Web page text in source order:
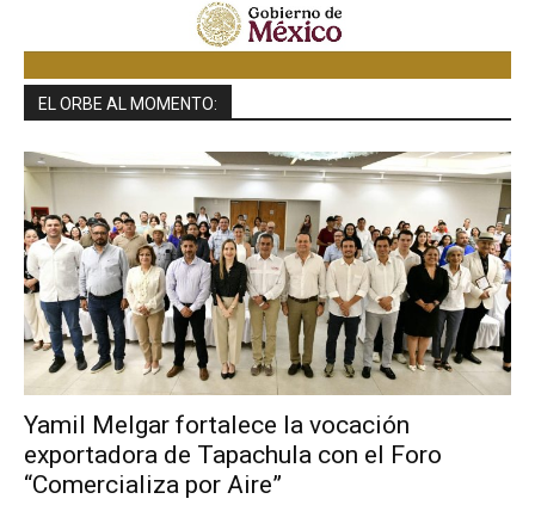
EL ORBE AL MOMENTO:
Yamil Melgar fortalece la vocación
exportadora de Tapachula con el Foro
“Comercializa por Aire”